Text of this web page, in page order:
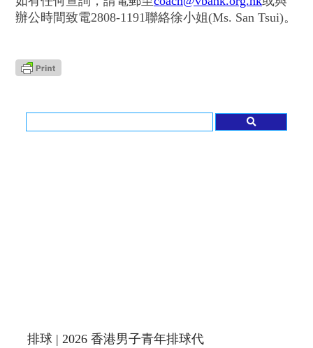
辦公時間致電2808-1191聯絡徐小姐(Ms. San Tsui)。
排球 | 2026 香港男子青年排球代